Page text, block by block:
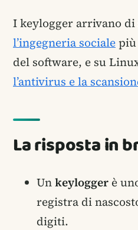
I keylogger arrivano
l’ingegneria socialepiù
del software, e su
l’antivirus e la
La risposta in
Unkeylogger è
registra di
digiti.